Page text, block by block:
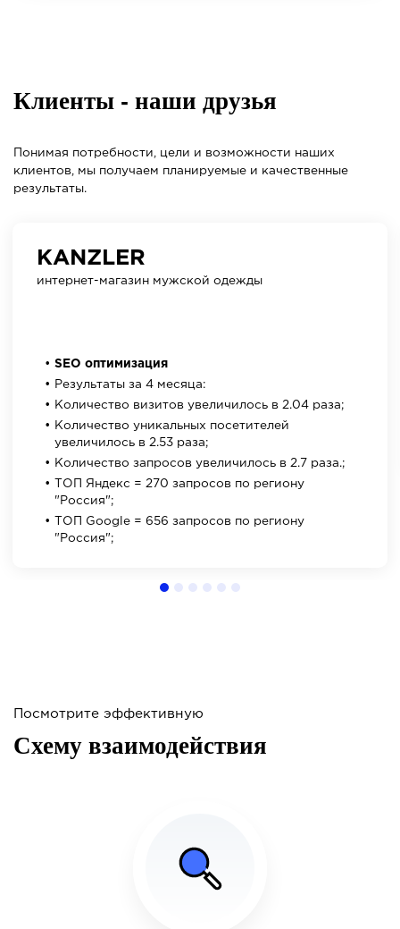
Клиенты - наши друзья
Понимая потребности, цели и возможности наших
клиентов, мы получаем планируемые и качественные
результаты.
KANZLER
интернет-магазин мужской одежды
SEO оптимизация
Результаты за 4 месяца:
Количество визитов увеличилось в 2.04 раза;
Количество уникальных посетителей
увеличилось в 2.53 раза;
Количество запросов увеличилось в 2.7 раза.;
ТОП Яндекс = 270 запросов по региону
"Россия";
ТОП Google = 656 запросов по региону
"Россия";
Посмотрите эффективную
Схему взаимодействия